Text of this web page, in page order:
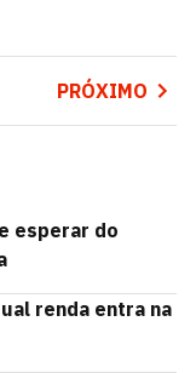
PRÓXIMO
esperar do
renda entra na